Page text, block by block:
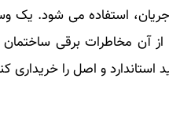
جریان، استفاده می شود. یک
از آن مخاطرات برقی
استاندارد و اصل را خریداری